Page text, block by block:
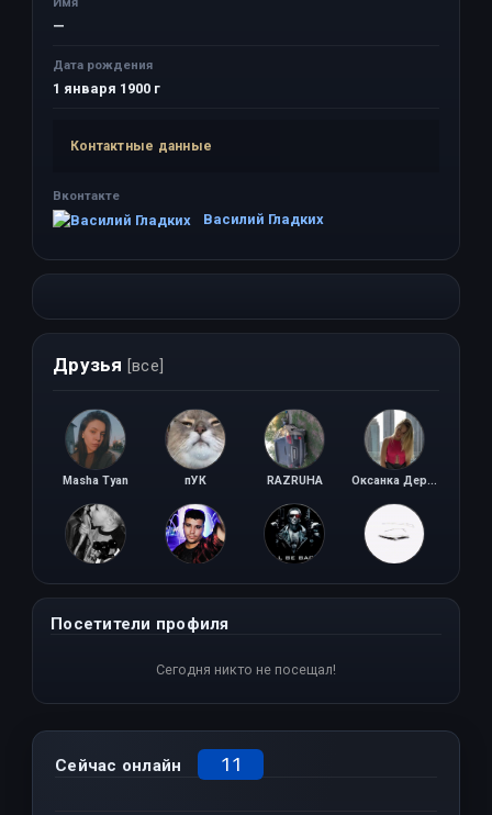
—
Дата рождения
1 января 1900 г
Контактные данные
Вконтакте
Василий Гладких
Друзья [все]
Masha Tyan пУК RAZRUHA Оксанка Дернерова
Посетители профиля
Сегодня никто не посещал!
Сейчас онлайн 11